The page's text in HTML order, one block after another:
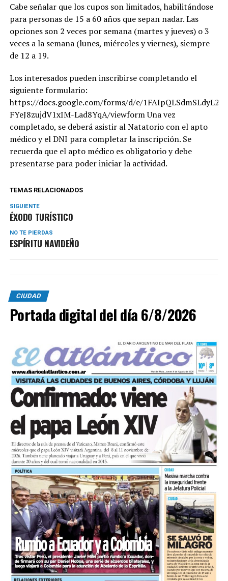
Cabe señalar que los cupos son limitados, habilitándose
para personas de 15 a 60 años que sepan nadar. Las
opciones son 2 veces por semana (martes y jueves) o 3
veces a la semana (lunes, miércoles y viernes), siempre
de 12 a 19.
Los interesados pueden inscribirse completando el
siguiente formulario:
https://docs.google.com/forms/d/e/
FYeJ8zujdV1xIM-Lad8YqA/viewform Una vez
completado, se deberá asistir al Natatorio con el apto
médico y el DNI para completar la inscripción. Se
recuerda que el apto médico es obligatorio y debe
presentarse para poder iniciar la actividad.
TEMAS RELACIONADOS
SIGUIENTE
ÉXODO TURÍSTICO
NO TE PIERDAS
ESPÍRITU NAVIDEÑO
CIUDAD
Portada digital del día 6/8/2026